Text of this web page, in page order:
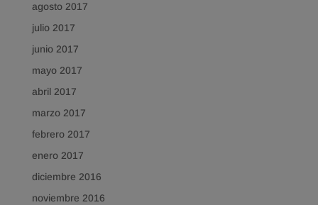
agosto 2017
julio 2017
junio 2017
mayo 2017
abril 2017
marzo 2017
febrero 2017
enero 2017
diciembre 2016
noviembre 2016